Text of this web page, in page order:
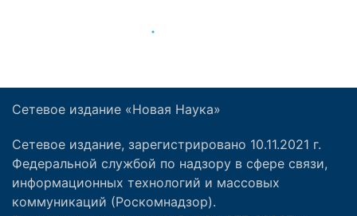
Сетевое издание «Новая Наука»
Сетевое издание, зарегистрировано 10.11.2021 г.
Федеральной службой по надзору в сфере связи,
информационных технологий и массовых
коммуникаций (Роскомнадзор).